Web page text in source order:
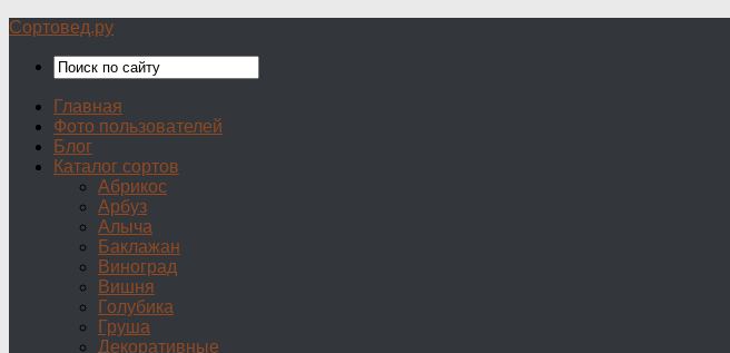
Сортовед.ру
Главная
Фото пользователей
Блог
Каталог сортов
Абрикос
Арбуз
Алыча
Баклажан
Виноград
Вишня
Голубика
Груша
Декоративные